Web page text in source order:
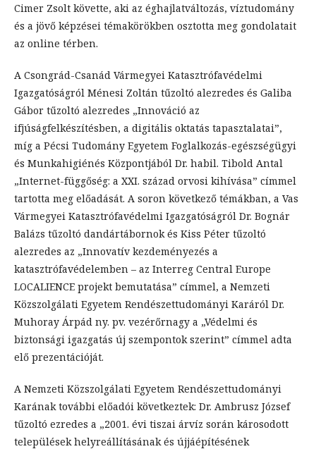
Cimer Zsolt követte, aki az éghajlatváltozás, víztudomány
és a jövő képzései témakörökben osztotta meg gondolatait
az online térben.
A Csongrád-Csanád Vármegyei Katasztrófavédelmi
Igazgatóságról Ménesi Zoltán tűzoltó alezredes és Galiba
Gábor tűzoltó alezredes „Innováció az
ifjúságfelkészítésben, a digitális oktatás tapasztalatai”,
míg a Pécsi Tudomány Egyetem Foglalkozás-egészségügyi
és Munkahigiénés Központjából Dr. habil. Tibold Antal
„Internet-függőség: a XXI. század orvosi kihívása” címmel
tartotta meg előadását. A soron következő témákban, a Vas
Vármegyei Katasztrófavédelmi Igazgatóságról Dr. Bognár
Balázs tűzoltó dandártábornok és Kiss Péter tűzoltó
alezredes az „Innovatív kezdeményezés a
katasztrófavédelemben – az Interreg Central Europe
LOCALIENCE projekt bemutatása” címmel, a Nemzeti
Közszolgálati Egyetem Rendészettudományi Karáról Dr.
Muhoray Árpád ny. pv. vezérőrnagy a „Védelmi és
biztonsági igazgatás új szempontok szerint” címmel adta
elő prezentációját.
A Nemzeti Közszolgálati Egyetem Rendészettudományi
Karának további előadói következtek: Dr. Ambrusz József
tűzoltó ezredes a „2001. évi tiszai árvíz során károsodott
települések helyreállításának és újjáépítésének